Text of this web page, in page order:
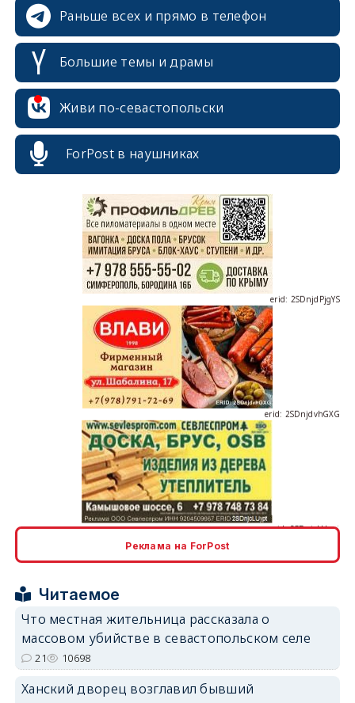
Раньше всех и прямо в телефон
Большие темы и драмы
Живи по-севастопольски
ForPost в наушниках
erid: 2SDnjcrDNw6
erid: 2SDnjdPjgYS
erid: 2SDnjdvhGXG
Реклама на ForPost
Читаемое
Что местная жительница рассказала о
массовом убийстве в севастопольском селе
21 10698
Ханский дворец возглавил бывший